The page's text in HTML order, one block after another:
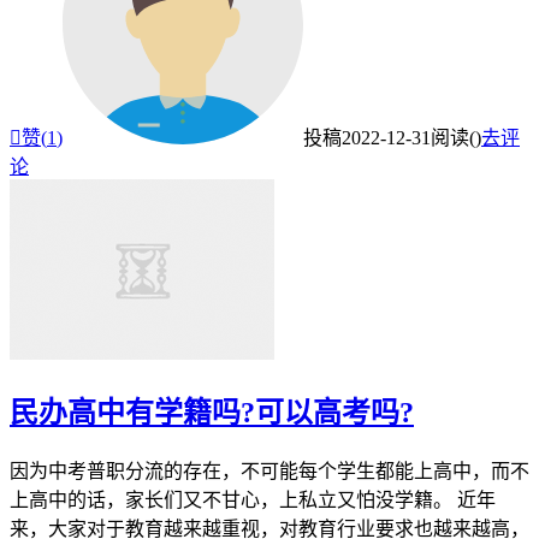
赞(1) 投稿2022-12-31 阅读()去评
论
民办高中有学籍吗?可以高考吗?
因为中考普职分流的存在，不可能每个学生都能上高中，而不
上高中的话，家长们又不甘心，上私立又怕没学籍。 近年
来，大家对于教育越来越重视，对教育行业要求也越来越高，